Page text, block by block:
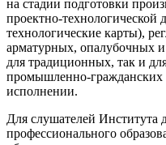
на стадии подготовки
проектно-
технологические карты),
арматурных, опалубочных
для традиционных, так и
промышленно-гражданских
исполнении.
Для слушателей Института
профессионального